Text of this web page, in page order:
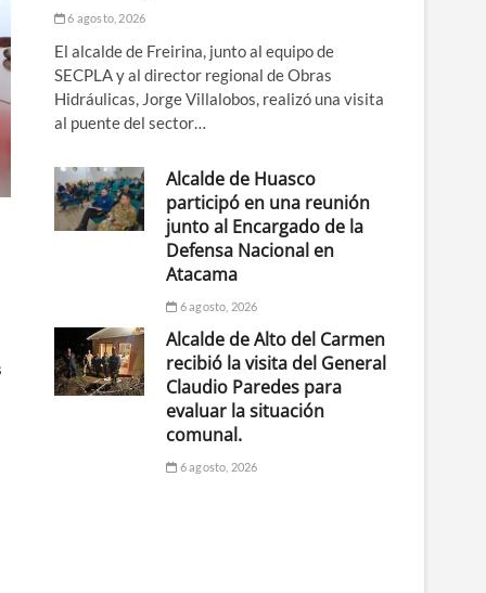
6 agosto, 2026
El alcalde de Freirina, junto al equipo de
SECPLA y al director regional de Obras
Hidráulicas, Jorge Villalobos, realizó una visita
al puente del sector…
Alcalde de Huasco
participó en una reunión
junto al Encargado de la
Defensa Nacional en
Atacama
6 agosto, 2026
Alcalde de Alto del Carmen
recibió la visita del General
Claudio Paredes para
evaluar la situación
comunal.
6 agosto, 2026